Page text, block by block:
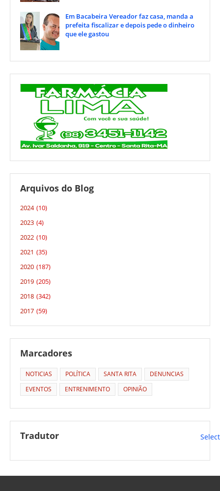
Em Bacabeira Vereador faz casa, manda a
prefeita fiscalizar e depois pede o dinheiro
que ele gastou
Arquivos do Blog
2024 (10)
2023 (4)
2022 (10)
2021 (35)
2020 (187)
2019 (205)
2018 (342)
2017 (59)
Marcadores
NOTICIAS POLÍTICA SANTA RITA
DENUNCIAS
EVENTOS
ENTRENIMENTO OPINIÃO
Tradutor